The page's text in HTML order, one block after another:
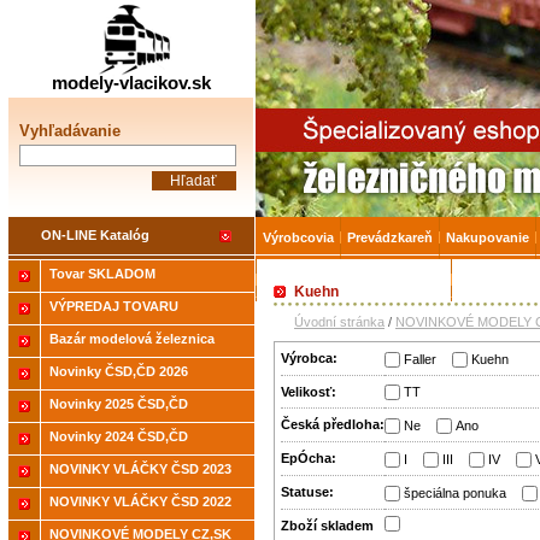
Kuehn
Úvodní stránka / NOVINKOVÉ MODELY
Výrobca: Faller Kuehn
Velikosť: TT
Česká předloha: Ne Ano
EpÓcha: I III IV
Statuse: špeciálna ponuka
Zboží­ skladem
Tovar SKLADOM
VÝPREDAJ TOVARU
Bazár modelová železnica
Novinky ČSD,ČD 2026
Novinky 2025 ČSD,ČD
Novinky 2024 ČSD,ČD
NOVINKY VLÁČKY ČSD 2023
NOVINKY VLÁČKY ČSD 2022
NOVINKOVÉ MODELY CZ,SK
modely-vlacikov.sk
Vyhľadávanie
ON-LINE Katalóg
Železničné
Výrobcovia Prevádzkareň Nakupovanie